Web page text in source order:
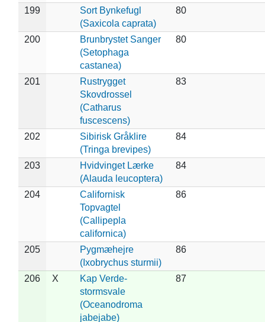
199
Sort Bynkefugl
(Saxicola caprata)
80
200
Brunbrystet Sanger
(Setophaga
castanea)
80
201
Rustrygget
Skovdrossel
(Catharus
fuscescens)
83
202
Sibirisk Gråklire
(Tringa brevipes)
84
203
Hvidvinget Lærke
(Alauda leucoptera)
84
204
Californisk
Topvagtel
(Callipepla
californica)
86
205
Pygmæhejre
(Ixobrychus sturmii)
86
206 X
Kap Verde-
stormsvale
(Oceanodroma
jabejabe)
87